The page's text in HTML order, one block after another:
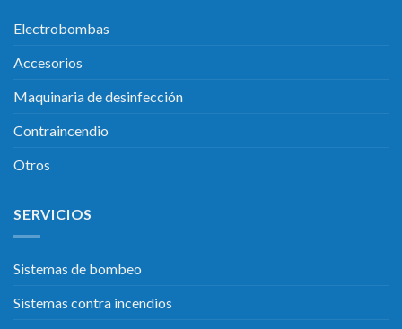
Electrobombas
Accesorios
Maquinaria de desinfección
Contraincendio
Otros
SERVICIOS
Sistemas de bombeo
Sistemas contra incendios